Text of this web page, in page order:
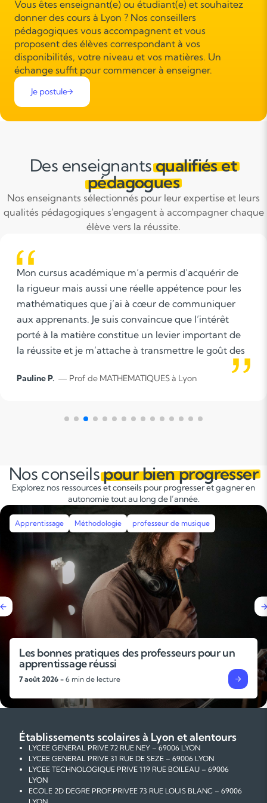
Vous êtes enseignant(e) ou étudiant(e) et souhaitez
donner des cours à Lyon ? Nos conseillers
pédagogiques vous accompagnent et vous
proposent des élèves correspondant à vos
disponibilités, votre niveau et vos matières. Un
échange suffit pour commencer à enseigner.
Je postule
Des enseignantsqualifiés et
pédagogues
Nos enseignants sélectionnés pour leur expertise et leurs
qualités pédagogiques s'engagent à accompagner chaque
élève vers la réussite.
cursus académique m’a permis d’acquérir de
mais aussi une réelle appétence pour les
que j’ai à cœur de communiquer
apprenants. Je suis convaincue que l’intérêt
à la matière constitue un levier important de
et je m’attache à transmettre le goût des
P.— Prof de MATHEMATIQUES à Lyon
Nos conseilspour bien progresser
Explorez nos ressources et conseils pour progresser et gagner en
autonomie tout au long de l’année.
Apprentissage Méthodologie professeur de musique
Les bonnes pratiques des professeurs pour un
apprentissage réussi
7 août 2026 - 6 min de lecture
Établissements scolaires à Lyon et alentours
LYCEE GENERAL PRIVE 72 RUE NEY – 69006 LYON
LYCEE GENERAL PRIVE 31 RUE DE SEZE – 69006 LYON
LYCEE TECHNOLOGIQUE PRIVE 119 RUE BOILEAU – 69006
LYON
ECOLE 2D DEGRE PROF.PRIVEE 73 RUE LOUIS BLANC – 69006